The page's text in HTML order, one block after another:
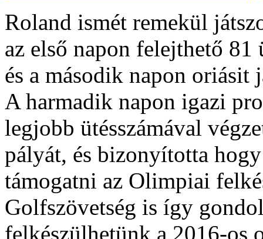
Roland ismét remekül
az első napon felejthető 81
és a második napon
A harmadik napon igazi
legjobb ütésszámával
pályát, és bizonyította
támogatni az Olimpiai
Golfszövetség is így
felkészülhetünk a 2016-os